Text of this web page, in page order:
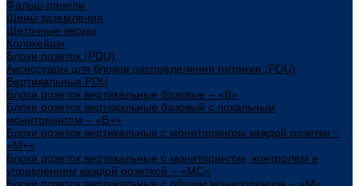
Фальш-панели
Шины заземления
Щеточные вводы
Колокейшн
Блоки розеток (PDU)
Аксессуары для блоков распределения питания (PDU)
Вертикальные PDU
Блоки розеток вертикальные базовые – «В»
Блоки розеток вертикальные базовый с локальным
мониторингом – «В+»
Блоки розеток вертикальные с мониторингом каждой розетки –
«М+»
Блоки розеток вертикальные с мониторингом, контролем и
управлением каждой розеткой – «МС»